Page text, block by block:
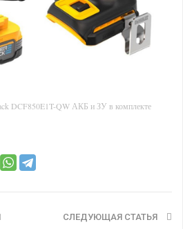
DCF850E1T-QW АКБ и ЗУ в комплекте
СЛЕДУЮЩАЯ СТАТЬЯ